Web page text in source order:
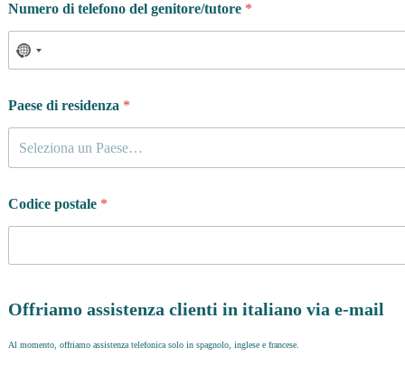
Numero di telefono del genitore/tutore *
Paese di residenza *
Seleziona un Paese…
Codice postale *
Offriamo assistenza clienti in italiano via e-mail
Al momento, offriamo assistenza telefonica solo in spagnolo, inglese e francese.